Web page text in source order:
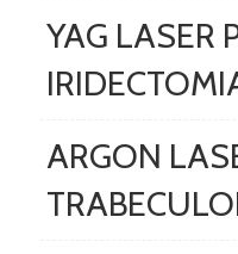
YAG LASER
ARGON